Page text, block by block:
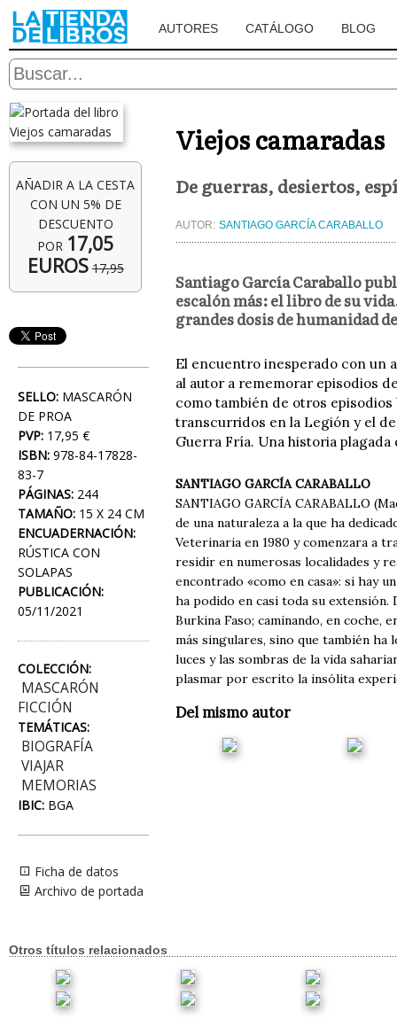
AUTORES CATÁLOGO BLOG
AÑADIR A LA CESTA
CON UN 5% DE
DESCUENTO
POR 17,05
EUROS 17,95
SELLO: MASCARÓN
DE PROA
PVP: 17,95 €
ISBN: 978-84-17828-
83-7
PÁGINAS: 244
TAMAÑO: 15 X 24 CM
ENCUADERNACIÓN:
RÚSTICA CON
SOLAPAS
PUBLICACIÓN:
05/11/2021
COLECCIÓN:
MASCARÓN
FICCIÓN
TEMÁTICAS:
BIOGRAFÍA
VIAJAR
MEMORIAS
IBIC: BGA
Ficha de datos
Archivo de portada
Viejos camaradas
De guerras, desiertos,
AUTOR: SANTIAGO GARCÍA CARABALLO
Santiago García Caraballo
escalón más: el libro de su
grandes dosis de humanidad
El encuentro inesperado con un
al autor a rememorar episodios
como también de otros
transcurridos en la Legión y el
Guerra Fría. Una historia
SANTIAGO GARCÍA CARABALLO
SANTIAGO GARCÍA CARABALLO
de una naturaleza a la que ha
Veterinaria en 1980 y comenzara a
residir en numerosas localidades y
encontrado «como en casa»: si hay
ha podido en casi toda su
Burkina Faso; caminando, en
más singulares, sino que también
luces y las sombras de la vida
plasmar por escrito la insólita
Del mismo autor
Otros títulos relacionados